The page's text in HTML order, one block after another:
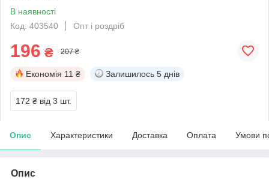
В наявності
Код: 403540
Опт і роздріб
196 ₴ 207 ₴
Економія 11 ₴ Залишилось 5 днів
172 ₴ від 3 шт.
Опис Характеристики Доставка Оплата Умови
Опис